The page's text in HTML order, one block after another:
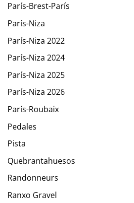
París-Brest-París
París-Niza
París-Niza 2022
París-Niza 2024
París-Niza 2025
París-Niza 2026
París-Roubaix
Pedales
Pista
Quebrantahuesos
Randonneurs
Ranxo Gravel